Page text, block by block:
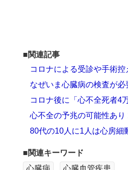
■関連記事
コロナによる受診や手術
なぜいま心臓病の検査が
コロナ後に「心不全死者4
心不全の予兆の可能性あり
80代の10人に1人は心房細
■関連キーワード
心臓病
心臓血管疾患